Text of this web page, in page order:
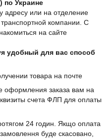
по Украине
адресу или на отделение
компании. С
на сайте
удобный для вас способ
товара на почте
оформления заказа вам на
счета ФЛП для оплаты
24 годин. Якщо оплата
буде скасовано,